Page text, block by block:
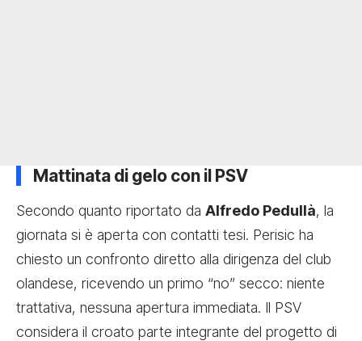
Mattinata di gelo con il PSV
Secondo quanto riportato da Alfredo Pedullà, la
giornata si è aperta con contatti tesi. Perisic ha
chiesto un confronto diretto alla dirigenza del club
olandese, ricevendo un primo “no” secco: niente
trattativa, nessuna apertura immediata. Il PSV
considera il croato parte integrante del progetto di